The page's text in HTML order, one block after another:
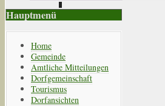
Hauptmenü
Home
Gemeinde
Amtliche Mitteilungen
Dorfgemeinschaft
Tourismus
Dorfansichten